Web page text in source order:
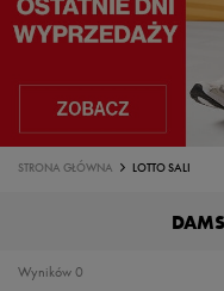
STRONA GŁÓWNA LOTTO SALI
0
Wyników